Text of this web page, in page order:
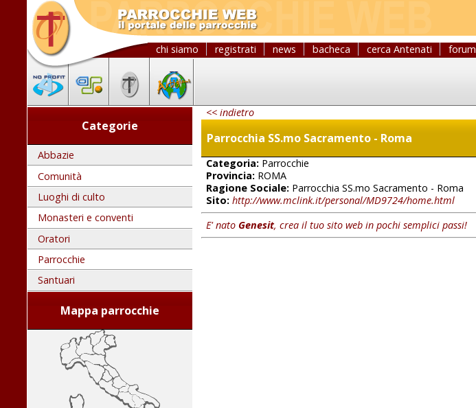
chi siamo registrati news bacheca cerca Antenati forum
Categorie
Abbazie
Comunità
Luoghi di culto
Monasteri e conventi
Oratori
Parrocchie
Santuari
Mappa parrocchie
<< indietro
Parrocchia SS.mo Sacramento - Roma
Categoria: Parrocchie
Provincia: ROMA
Ragione Sociale: Parrocchia SS.mo Sacramento - Roma
Sito: http://www.mclink.it/personal/MD9724/home.html
E' nato Genesit, crea il tuo sito web in pochi semplici passi!